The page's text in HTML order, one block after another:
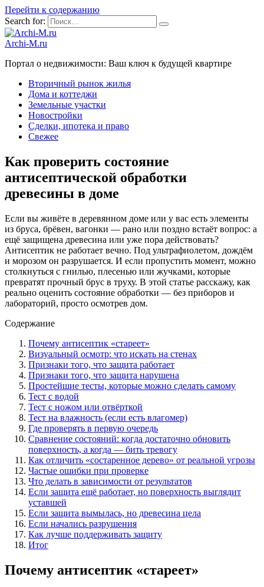
Перейти к содержанию
Search for:
Archi-M.ru
Портал о недвижимости: Ваш ключ к будущей квартире
Вторичный рынок жилья
Дома и коттеджи
Земельные участки
Новостройки
Сделки, ипотека и право
Свежее
Как проверить состояние
антисептической обработки
древесины в доме
Если вы живёте в деревянном доме или у вас есть элементы
из бруса, брёвен, вагонки — рано или поздно встаёт вопрос: а
ещё защищена древесина или уже пора действовать?
Антисептик не работает вечно. Под ультрафиолетом, дождём
и морозом он разрушается. И если пропустить момент, можно
столкнуться с гнилью, плесенью или жучками, которые
превратят прочный брус в труху. В этой статье расскажу, как
реально оценить состояние обработки — без приборов и
лабораторий, просто осмотрев дом.
Содержание
Почему антисептик «стареет»
Визуальный осмотр: что искать на стенах
Признаки того, что защита работает
Признаки того, что защита нарушена
Простейшие тесты, которые можно сделать самому
Тест с водой
Тест с ножом или отвёрткой
Тест на влажность (если есть влагомер)
Где проверять в первую очередь
Сравнение состояний: когда достаточно обновить
поверхность, а когда — бить тревогу
Как отличить «состаренное дерево» от реальной угрозы
Частые ошибки при проверке
Что делать в зависимости от результатов
Если защита ещё работает, но поверхность выглядит
уставшей
Если защита вымылась, но древесина цела
Если начались разрушения
Как лучше поддерживать защиту
Итог
Почему антисептик «стареет»